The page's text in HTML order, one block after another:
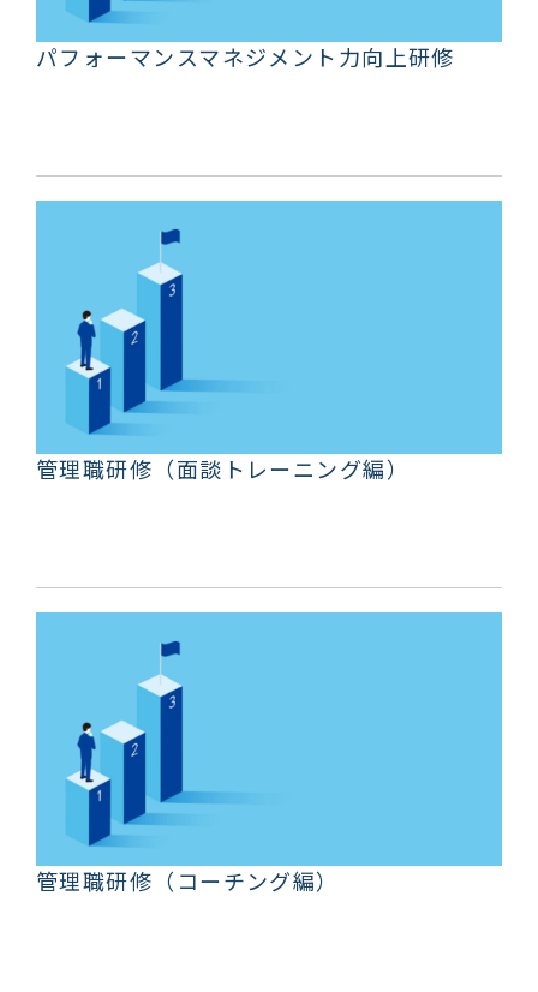
パフォーマンスマネジメント力向上研修
管理職研修（面談トレーニング編）
管理職研修（コーチング編）